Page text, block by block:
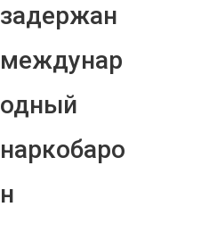
задержан
междунар
одный
наркобаро
н